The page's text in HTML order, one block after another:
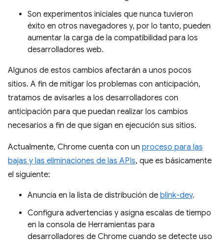
Son experimentos iniciales que nunca tuvieron
éxito en otros navegadores y, por lo tanto, pueden
aumentar la carga de la compatibilidad para los
desarrolladores web.
Algunos de estos cambios afectarán a unos pocos
sitios. A fin de mitigar los problemas con anticipación,
tratamos de avisarles a los desarrolladores con
anticipación para que puedan realizar los cambios
necesarios a fin de que sigan en ejecución sus sitios.
Actualmente, Chrome cuenta con un proceso para las
bajas y las eliminaciones de las APIs, que es básicamente
el siguiente:
Anuncia en la lista de distribución de blink-dev.
Configura advertencias y asigna escalas de tiempo
en la consola de Herramientas para
desarrolladores de Chrome cuando se detecte uso